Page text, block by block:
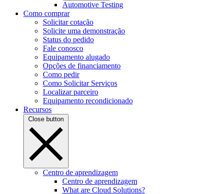
Automotive Testing
Como comprar
Solicitar cotação
Solicite uma demonstração
Status do pedido
Fale conosco
Equipamento alugado
Opções de financiamento
Como pedir
Como Solicitar Serviços
Localizar parceiro
Equipamento recondicionado
Recursos
Close button
Centro de aprendizagem
Centro de aprendizagem
What are Cloud Solutions?